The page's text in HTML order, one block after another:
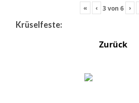
« ‹ 3von 6 ›
Krüselfeste:
Zurück